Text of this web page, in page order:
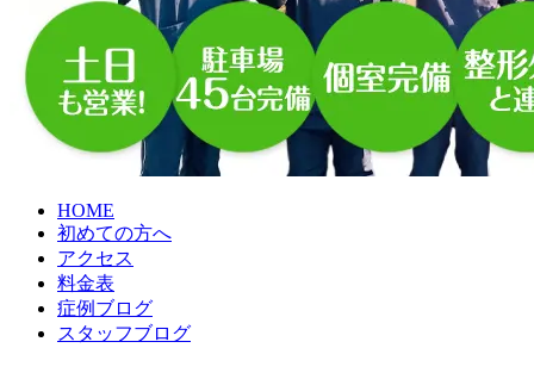
HOME
初めての方へ
アクセス
料金表
症例ブログ
スタッフブログ